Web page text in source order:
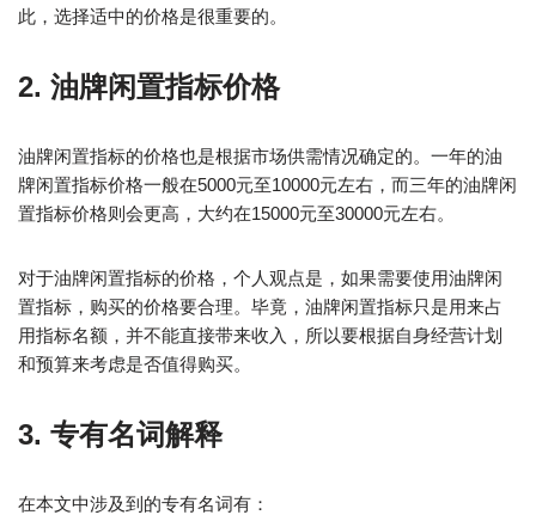
此，选择适中的价格是很重要的。
2. 油牌闲置指标价格
油牌闲置指标的价格也是根据市场供需情况确定的。一年的油
牌闲置指标价格一般在5000元至10000元左右，而三年的油牌闲
置指标价格则会更高，大约在15000元至30000元左右。
对于油牌闲置指标的价格，个人观点是，如果需要使用油牌闲
置指标，购买的价格要合理。毕竟，油牌闲置指标只是用来占
用指标名额，并不能直接带来收入，所以要根据自身经营计划
和预算来考虑是否值得购买。
3. 专有名词解释
在本文中涉及到的专有名词有：